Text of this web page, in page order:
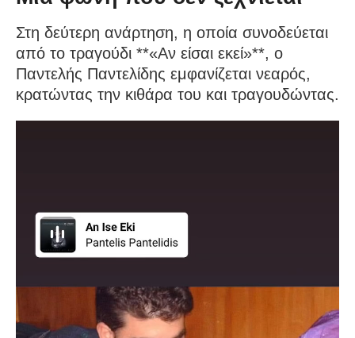
Στη δεύτερη ανάρτηση, η οποία συνοδεύεται
από το τραγούδι **«Αν είσαι εκεί»**, ο
Παντελής Παντελίδης εμφανίζεται νεαρός,
κρατώντας την κιθάρα του και τραγουδώντας.